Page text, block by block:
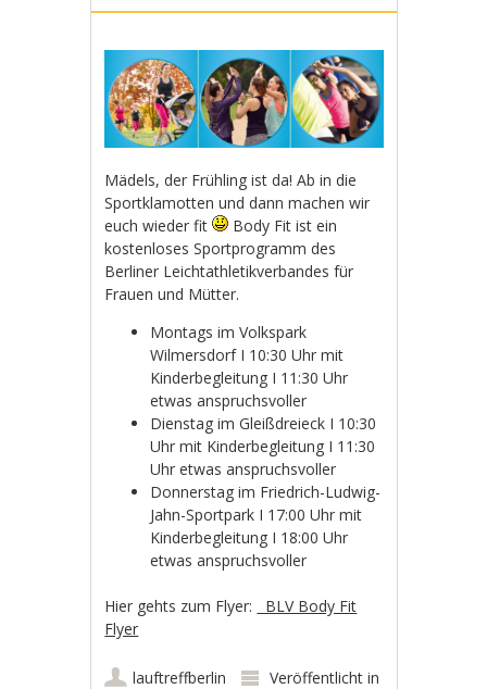
Mädels, der Frühling ist da! Ab in die
Sportklamotten und dann machen wir
euch wieder fit
Body Fit ist ein
kostenloses Sportprogramm des
Berliner Leichtathletikverbandes für
Frauen und Mütter.
Montags im Volkspark
Wilmersdorf I 10:30 Uhr mit
Kinderbegleitung I 11:30 Uhr
etwas anspruchsvoller
Dienstag im Gleißdreieck I 10:30
Uhr mit Kinderbegleitung I 11:30
Uhr etwas anspruchsvoller
Donnerstag im Friedrich-Ludwig-
Jahn-Sportpark I 17:00 Uhr mit
Kinderbegleitung I 18:00 Uhr
etwas anspruchsvoller
Hier gehts zum Flyer:
BLV Body Fit
Flyer
lauftreffberlin
Veröffentlicht in